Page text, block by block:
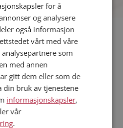
har du kommet til riktig sted.
medlem og søke blant tusenvis av
en presentasjon
for å
og analysere
også informasjon
vårt med våre
som
med annen
gitt dem eller som de
din bruk av tjenestene
informasjonskapsler,
vår
.